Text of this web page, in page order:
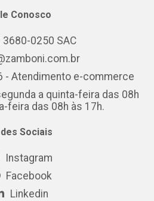
Conosco
3680-0250 SAC
- Atendimento e-commerce
a quinta-feira das 08h
feira das 08h às 17h.
Sociais
Instagram
Facebook
Linkedin